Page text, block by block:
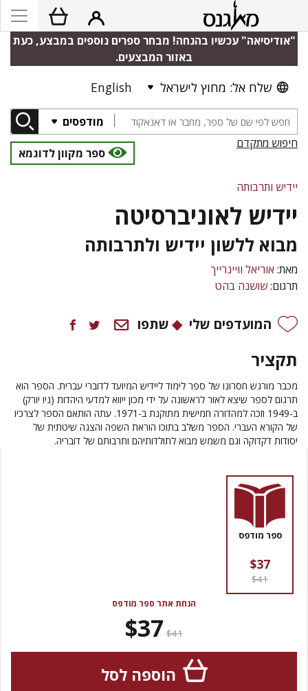
"אודיסיאה" עכשיו בהנחה! מבחר ספרים נוספים במבצע, כעת
באזור המבצעים.
שלח אל: מחוץ לישראל English
מודפסים
חיפוש מתקדם
ספר מקוון לדוגמא
יידיש ותרבותה
יידיש לאוניברסיטה
מבוא ללשון יידיש ולתרבותה
מאת: אוריאל וויינרייך
תרגום:שושנה בהט
המועדפים שלי שתפו
תקציר
מכבר מורגש חסרונו של ספר לימוד ליידיש המיועד לדוברי עברית. הספר הוא
תרגום לספר שיצא לאור לראשונה על ידי מכון ייווא למדעי היהדות (ניו יורק)
ב-1949 וזכה למהדורה חמישית מתוקנת ב-1971. עתה הותאם הספר לצרכיו
של הקורא העברי. הספר משלב בתוכו הוראת השפה והצגה שיטתית של
יסודות דקדוקה וגם משמש מבוא לתולדותיהם ותרבותם של דובריה.
ספר מודפס
$37
$41
הנחת אתר ספר מודפס
$41
$37
הוספה לסל